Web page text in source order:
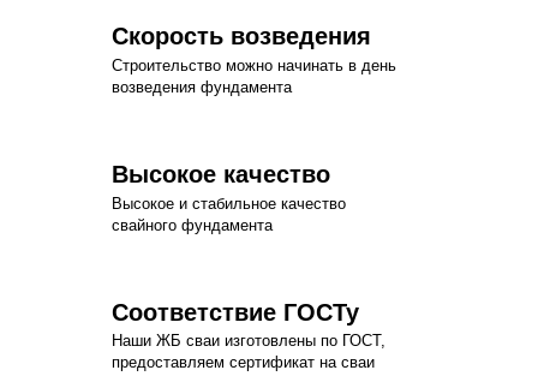
Скорость возведения
Строительство можно начинать в день
возведения фундамента
Высокое качество
Высокое и стабильное качество
свайного фундамента
Соответствие ГОСТу
Наши ЖБ сваи изготовлены по ГОСТ,
предоставляем сертификат на сваи